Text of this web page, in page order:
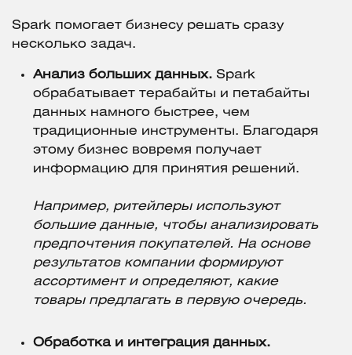
Spark помогает бизнесу решать сразу
несколько задач.
Анализ больших данных. Spark
обрабатывает терабайты и петабайты
данных намного быстрее, чем
традиционные инструменты. Благодаря
этому бизнес вовремя получает
информацию для принятия решений.
Например, ритейлеры используют
большие данные, чтобы анализировать
предпочтения покупателей. На основе
результатов компании формируют
ассортимент и определяют, какие
товары предлагать в первую очередь.
Обработка и интеграция данных.